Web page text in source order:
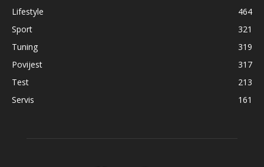
Lifestyle
464
Sport
321
Tuning
319
Povijest
317
Test
213
Servis
161